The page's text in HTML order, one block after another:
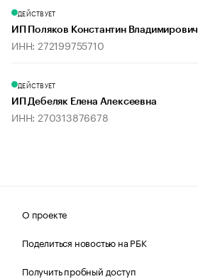
ДЕЙСТВУЕТ
ИП Поляков Константин Владимирович
ИНН: 272199755710
ДЕЙСТВУЕТ
ИП Дебеляк Елена Алексеевна
ИНН: 270313876678
О проекте
Поделиться новостью на РБК
Получить пробный доступ